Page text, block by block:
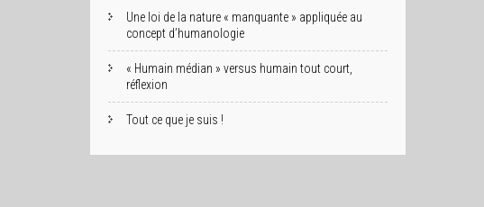
Une loi de la nature « manquante » appliquée au
concept d’humanologie
« Humain médian » versus humain tout court,
réflexion
Tout ce que je suis !